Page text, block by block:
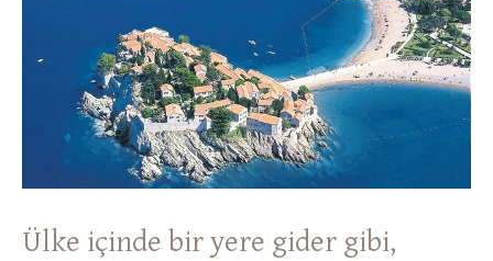
Ülke içinde bir yere gider gibi,